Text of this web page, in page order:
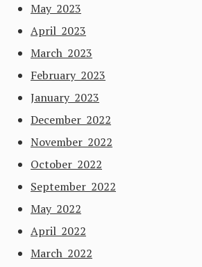
May 2023
April 2023
March 2023
February 2023
January 2023
December 2022
November 2022
October 2022
September 2022
May 2022
April 2022
March 2022